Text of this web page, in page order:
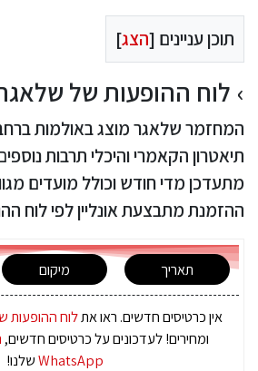
תוכן עניינים [הצג]
לוח ההופעות של שלאגר
המחזמר שלאגר מוצג באולמות
תיאטרון הקאמרי והיכלי תרבות
מתעדכן מדי חודש וכולל מועדים
ההזמנת מתבצעת אונליין לפי לוח
תאריך מיקום
אין כרטיסים חדשים. ראו אתלוח ההופעות
ומחירים! לעדכונים על כרטיסים חדשים,
WhatsAppשלנו!